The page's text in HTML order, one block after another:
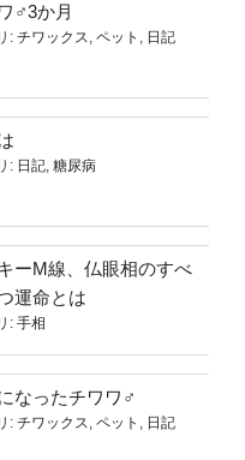
♂3か月
: チワックス, ペット , 日記
: 日記, 糖尿病
ーM線、仏眼相のすべ
運命とは
: 手相
なったチワワ♂
: チワックス, ペット , 日記